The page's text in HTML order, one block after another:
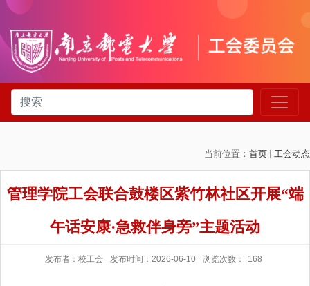
当前位置： 首页 工会动态
管理学院工会联合鼓楼区紫竹林社区开展“端
午话安康·急救伴身旁”主题活动
发布者：校工会 发布时间：2026-06-10 浏览次数： 168